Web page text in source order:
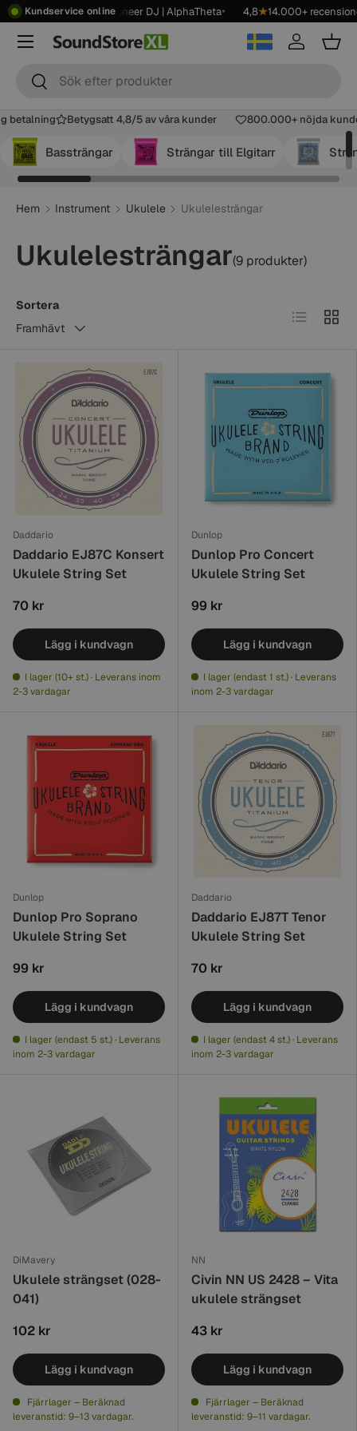
Kundservice online
•Kontakta oss•Pioneer DJ | AlphaTheta• 4,8★14.000+
Sök
Sök
Logga inKorg
Meny
betalning Betygsatt 4,8/5 av våra kunder 800.000+ nöjda
Bassträngar Strängar till Elgitarr
Hem Instrument Ukulele Ukulelesträngar
Ukulelesträngar(9 produkter)
Sortera
Framhävt
Lista Tabell
Daddario
Daddario EJ87C Konsert
Ukulele String Set
70 kr
Lägg i kundvagn
I lager (10+ st.) · Leverans inom
2-3 vardagar
Dunlop
Dunlop Pro Concert
Ukulele String Set
99 kr
Lägg i kundvagn
I lager (endast 1 st.) · Leverans
inom 2-3 vardagar
Dunlop
Dunlop Pro Soprano
Ukulele String Set
99 kr
Lägg i kundvagn
I lager (endast 5 st.) · Leverans
inom 2-3 vardagar
Daddario
Daddario EJ87T Tenor
Ukulele String Set
70 kr
Lägg i kundvagn
I lager (endast 4 st.) · Leverans
inom 2-3 vardagar
DiMavery
Ukulele strängset (028-
041)
102 kr
Lägg i kundvagn
Fjärrlager – Beräknad
leveranstid: 9–13 vardagar.
NN
Civin NN US 2428 – Vita
ukulele strängset
43 kr
Lägg i kundvagn
Fjärrlager – Beräknad
leveranstid: 9–11 vardagar.